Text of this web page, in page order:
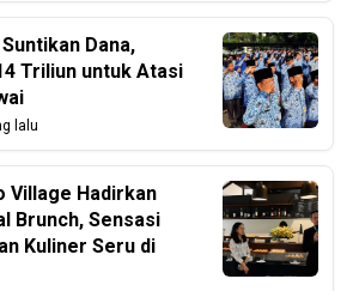
Dana,
Triliun untuk Atasi
lalu
Village Hadirkan
Brunch, Sensasi
Kuliner Seru di